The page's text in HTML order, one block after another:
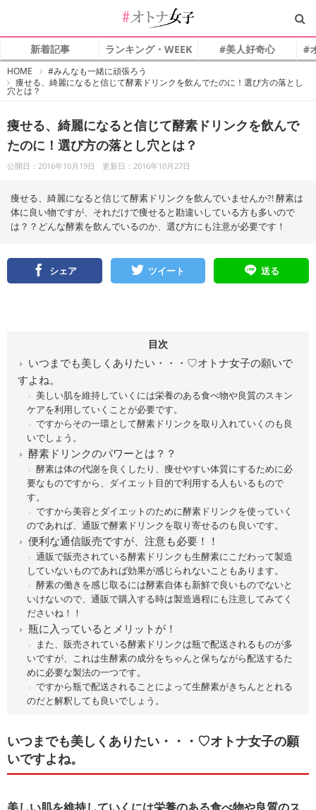
新着記事 ランキング・WEEK #美人好奇心 #
HOME
オ
ト
ナ
#みんなも一緒に頑張ろう
痩せる、綺麗になると信じて酵素ドリンクを飲んでたのに！選び方の落とし
穴とは？
痩せる、綺麗になると信じて酵素ドリンクを飲んで
たのに！選び方の落とし穴とは？
公開日：2016年10月19日 更新日：2016年10月27日
痩せる、綺麗になると信じて酵素ドリンクを飲んでいませんか?! 酵素は
体に良い物ですが、それだけで痩せると勘違いしている方も多いので
は？？どんな酵素を飲んでいるのか、選び方にも注意が必要です！
シェア ツイート 送る
目次
いつまでも美しくありたい・・・♡オトナ女子の願いで
すよね。
美しい肌を維持していくには栄養のある食べ物や良質のスキン
ケアを利用していくことが必要です。
ですからその一環として酵素ドリンクを取り入れていくのも良
いでしょう。
酵素ドリンクのパワーとは？？
酵素は体の代謝を良くしたり、痩せやすい体質にするために必
要なものですから、ダイエット目的で利用する人もいるもので
す。
ですから美容とダイエットのために酵素ドリンクを使っていく
のであれば、通販で酵素ドリンクを取り寄せるのも良いです。
便利な通信販売ですが、注意も必要！！
通販で販売されている酵素ドリンクも生酵素にこだわって製造
していないものであれば効果が感じられないこともあります。
酵素の働きを感じ取るには酵素自体も新鮮で良いものでないと
いけないので、通販で購入する時は製造過程にも注意してみてく
ださいね！！
瓶に入っているとメリットが！
また、販売されている酵素ドリンクは瓶で配送されるものが多
いですが、これは生酵素の成分をちゃんと保ちながら配送するた
めに必要な製法の一つです。
ですから瓶で配送されることによって生酵素がきちんととれる
のだと解釈しても良いでしょう。
いつまでも美しくありたい・・・♡オトナ女子の願
いですよね。